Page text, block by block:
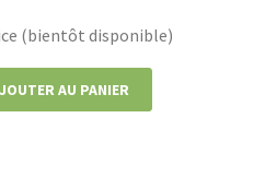
(bientôt disponible)
AU PANIER